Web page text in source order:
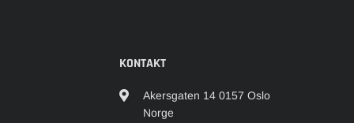
KONTAKT
Akersgaten 14 0157 Oslo
Norge